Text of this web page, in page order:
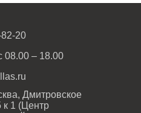
20
08.00 – 18.00
Дмитровское
к 1 (Центр